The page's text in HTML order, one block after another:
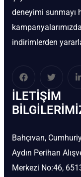
deneyimi sunmayı
indirimlerden
İLETIŞIM
Bahçıvan,
Aydın Perihan
Merkezi No:46,